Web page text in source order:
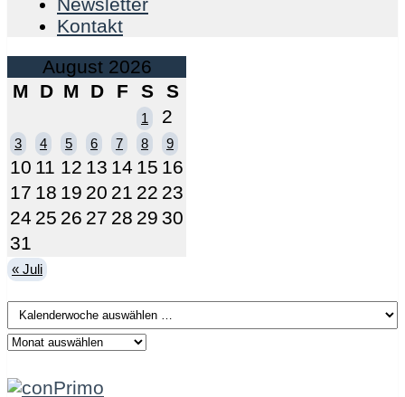
Kontakt
August 2026
M
D M D F S S
1 2
3 4 5 6 7 8 9
10 11 12 13 14 15 16
17 18 19 20 21 22 23
24 25 26 27 28 29 30
31
« Juli